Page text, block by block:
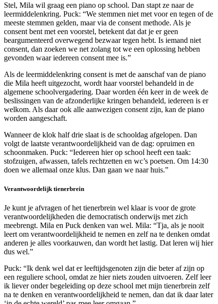
Stel, Mila wil graag een piano op school. Dan stapt ze naar de
leermiddelenkring. Puck: “We stemmen niet met voor en tegen of de
meeste stemmen gelden, maar via de consent methode. Als je
consent bent met een voorstel, betekent dat dat je er geen
beargumenteerd overwegend bezwaar tegen hebt. Is iemand niet
consent, dan zoeken we net zolang tot we een oplossing hebben
gevonden waar iedereen consent mee is.”
Als de leermiddelenkring consent is met de aanschaf van de piano
die Mila heeft uitgezocht, wordt haar voorstel behandeld in de
algemene schoolvergadering. Daar worden één keer in de week de
beslissingen van de afzonderlijke kringen behandeld, iedereen is er
welkom. Als daar ook alle aanwezigen consent zijn, kan de piano
worden aangeschaft.
Wanneer de klok half drie slaat is de schooldag afgelopen. Dan
volgt de laatste verantwoordelijkheid van de dag: opruimen en
schoonmaken. Puck: “Iedereen hier op school heeft een taak:
stofzuigen, afwassen, tafels rechtzetten en wc’s poetsen. Om 14:30
doen we allemaal onze klus. Dan gaan we naar huis.”
Verantwoordelijk tienerbrein
Je kunt je afvragen of het tienerbrein wel klaar is voor de grote
verantwoordelijkheden die democratisch onderwijs met zich
meebrengt. Mila en Puck denken van wel. Mila: “Tja, als je nooit
leert om verantwoordelijkheid te nemen en zelf na te denken omdat
anderen je alles voorkauwen, dan wordt het lastig. Dat leren wij hier
dus wel.”
Puck: “Ik denk wel dat er leeftijdsgenoten zijn die beter af zijn op
een reguliere school, omdat ze hier niets zouden uitvoeren. Zelf leer
ik liever onder begeleiding op deze school met mijn tienerbrein zelf
na te denken en verantwoordelijkheid te nemen, dan dat ik daar later